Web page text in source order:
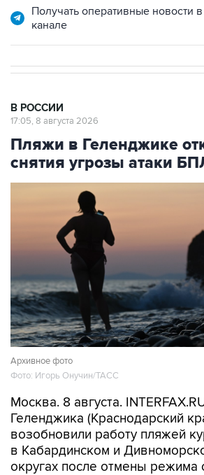
Получать оперативные новости
канале
В РОССИИ
17:05, 8 августа 2026
Пляжи в Геленджике
снятия угрозы атаки
Архивное фото
Фото: Игорь Онучин/ТАСС
Москва. 8 августа.
Геленджика (Краснодарский
возобновили работу пляжей
в Кабардинском и
округах после отмены режима